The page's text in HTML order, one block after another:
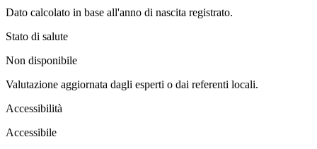
Dato calcolato in base all'anno di nascita registrato.
Stato di salute
Non disponibile
Valutazione aggiornata dagli esperti o dai referenti locali.
Accessibilità
Accessibile